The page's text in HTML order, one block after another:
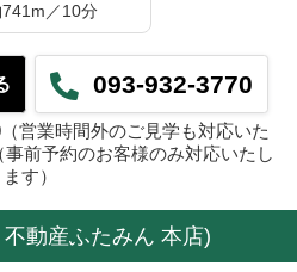
／10分
093-932-3770
営業時間外のご見学も対応いた
前予約のお客様のみ対応いたし
ます）
動産ふたみん 本店)